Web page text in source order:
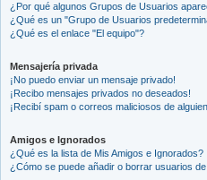
¿Por qué algunos Grupos de Usuarios
¿Qué es un "Grupo de Usuarios
¿Qué es el enlace "El equipo"?
Mensajería privada
¡No puedo enviar un mensaje privado!
¡Recibo mensajes privados no deseados!
¡Recibí spam o correos maliciosos de
Amigos e Ignorados
¿Qué es la lista de Mis Amigos e Ignorados?
¿Cómo se puede añadir o borrar usuarios